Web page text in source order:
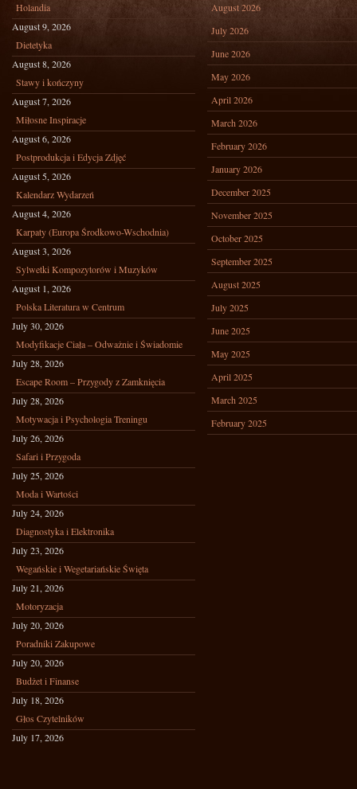
Holandia
August 9, 2026
Dietetyka
August 8, 2026
Stawy i kończyny
August 7, 2026
Miłosne Inspiracje
August 6, 2026
Postprodukcja i Edycja Zdjęć
August 5, 2026
Kalendarz Wydarzeń
August 4, 2026
Karpaty (Europa Środkowo-Wschodnia)
August 3, 2026
Sylwetki Kompozytorów i Muzyków
August 1, 2026
Polska Literatura w Centrum
July 30, 2026
Modyfikacje Ciała – Odważnie i Świadomie
July 28, 2026
Escape Room – Przygody z Zamknięcia
July 28, 2026
Motywacja i Psychologia Treningu
July 26, 2026
Safari i Przygoda
July 25, 2026
Moda i Wartości
July 24, 2026
Diagnostyka i Elektronika
July 23, 2026
Wegańskie i Wegetariańskie Święta
July 21, 2026
Motoryzacja
July 20, 2026
Poradniki Zakupowe
July 20, 2026
Budżet i Finanse
July 18, 2026
Głos Czytelników
July 17, 2026
August 2026
July 2026
June 2026
May 2026
April 2026
March 2026
February 2026
January 2026
December 2025
November 2025
October 2025
September 2025
August 2025
July 2025
June 2025
May 2025
April 2025
March 2025
February 2025